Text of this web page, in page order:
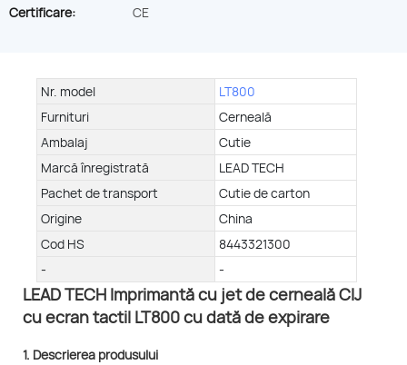
Certificare:
CE
Nr. model
LT800
Furnituri
Cerneală
Ambalaj
Cutie
Marcă înregistrată
LEAD TECH
Pachet de transport
Cutie de carton
Origine
China
Cod HS
8443321300
-
-
LEAD TECH Imprimantă cu jet de cerneală CIJ
cu ecran tactil LT800 cu dată de expirare
1. Descrierea produsului